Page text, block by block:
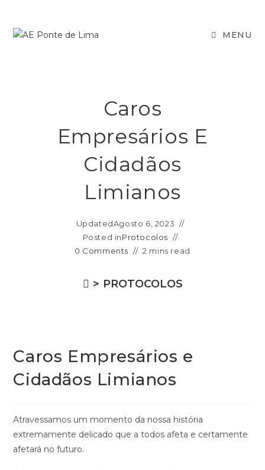
MENU
Caros
Empresários E
Cidadãos
Limianos
UpdatedAgosto 6, 2023
Posted inProtocolos
0 Comments
2 mins read
> PROTOCOLOS
Caros Empresários e
Cidadãos Limianos
Atravessamos um momento da nossa história
extremamente delicado que a todos afeta e certamente
afetará no futuro.